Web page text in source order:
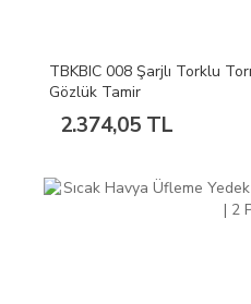
TBKBIC 008 Şarjlı Torklu
Gözlük Tamir
2.374,05 TL